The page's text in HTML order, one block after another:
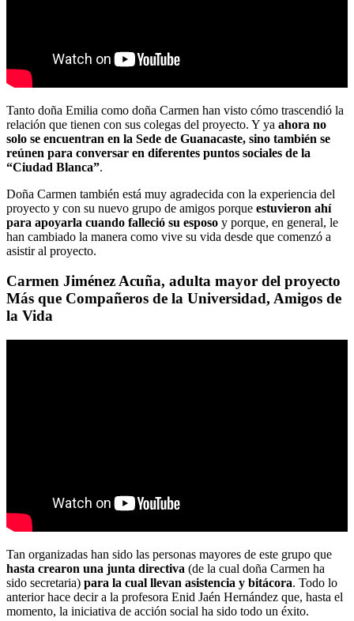
Tanto doña Emilia como doña Carmen han visto cómo trascendió la
relación que tienen con sus colegas del proyecto. Y ya ahora no
solo se encuentran en la Sede de Guanacaste, sino también se
reúnen para conversar en diferentes puntos sociales de la
“Ciudad Blanca”.
Doña Carmen también está muy agradecida con la experiencia del
proyecto y con su nuevo grupo de amigos porque estuvieron ahí
para apoyarla cuando falleció su esposo y porque, en general, le
han cambiado la manera como vive su vida desde que comenzó a
asistir al proyecto.
Carmen Jiménez Acuña, adulta mayor del proyecto
Más que Compañeros de la Universidad, Amigos de
la Vida
Tan organizadas han sido las personas mayores de este grupo que
hasta crearon una junta directiva (de la cual doña Carmen ha
sido secretaria) para la cual llevan asistencia y bitácora. Todo lo
anterior hace decir a la profesora Enid Jaén Hernández que, hasta el
momento, la iniciativa de acción social ha sido todo un éxito.